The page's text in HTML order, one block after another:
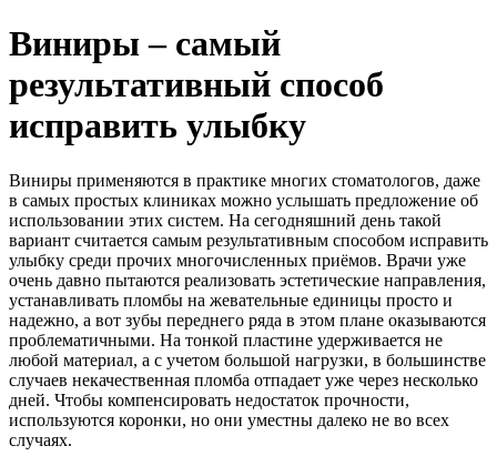
Виниры – самый
результативный способ
исправить улыбку
Виниры применяются в практике многих стоматологов, даже
в самых простых клиниках можно услышать предложение об
использовании этих систем. На сегодняшний день такой
вариант считается самым результативным способом исправить
улыбку среди прочих многочисленных приёмов. Врачи уже
очень давно пытаются реализовать эстетические направления,
устанавливать пломбы на жевательные единицы просто и
надежно, а вот зубы переднего ряда в этом плане оказываются
проблематичными. На тонкой пластине удерживается не
любой материал, а с учетом большой нагрузки, в большинстве
случаев некачественная пломба отпадает уже через несколько
дней. Чтобы компенсировать недостаток прочности,
используются коронки, но они уместны далеко не во всех
случаях.